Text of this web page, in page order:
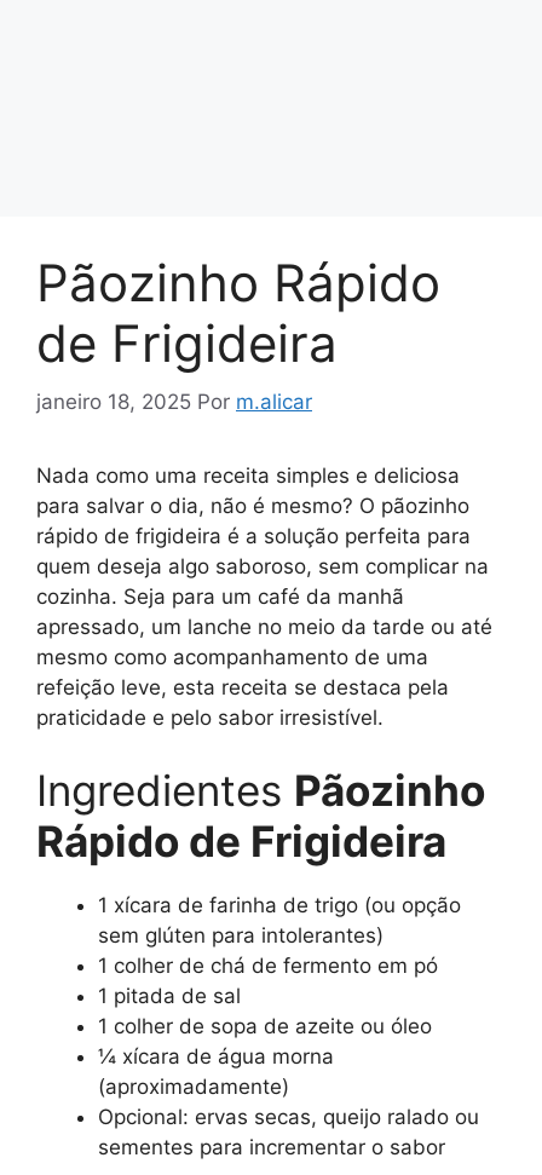
Pãozinho Rápido
de Frigideira
janeiro 18, 2025 Por m.alicar
Nada como uma receita simples e deliciosa
para salvar o dia, não é mesmo? O pãozinho
rápido de frigideira é a solução perfeita para
quem deseja algo saboroso, sem complicar na
cozinha. Seja para um café da manhã
apressado, um lanche no meio da tarde ou até
mesmo como acompanhamento de uma
refeição leve, esta receita se destaca pela
praticidade e pelo sabor irresistível.
Ingredientes Pãozinho
Rápido de Frigideira
1 xícara de farinha de trigo (ou opção
sem glúten para intolerantes)
1 colher de chá de fermento em pó
1 pitada de sal
1 colher de sopa de azeite ou óleo
¼ xícara de água morna
(aproximadamente)
Opcional: ervas secas, queijo ralado ou
sementes para incrementar o sabor